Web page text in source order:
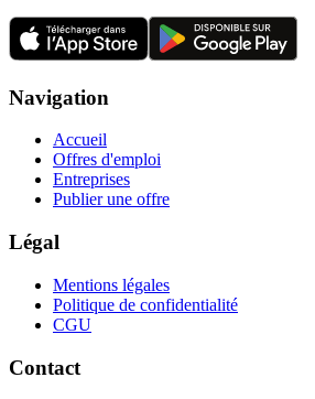
Navigation
Accueil
Offres d'emploi
Entreprises
Publier une offre
Légal
Mentions légales
Politique de confidentialité
CGU
Contact